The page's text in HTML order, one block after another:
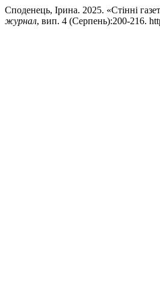
Споденець, Ірина. 2025. «Стінні
журнал, вип. 4 (Серпень):200-216.